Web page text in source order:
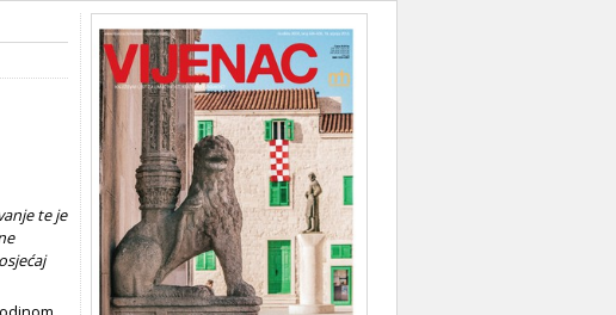
te je